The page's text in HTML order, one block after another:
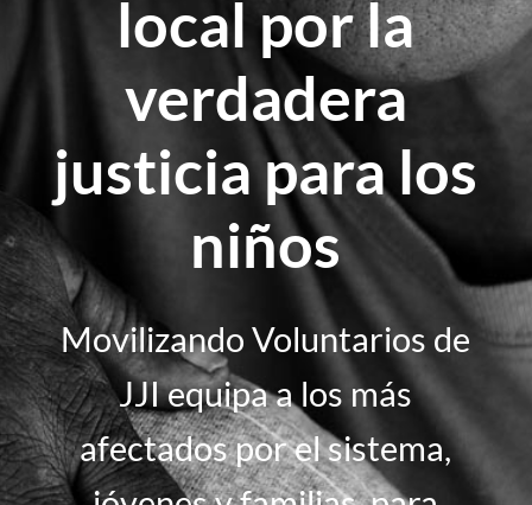
local por la
verdadera
justicia para los
niños
Movilizando Voluntarios de
JJI equipa a los más
afectados por el sistema,